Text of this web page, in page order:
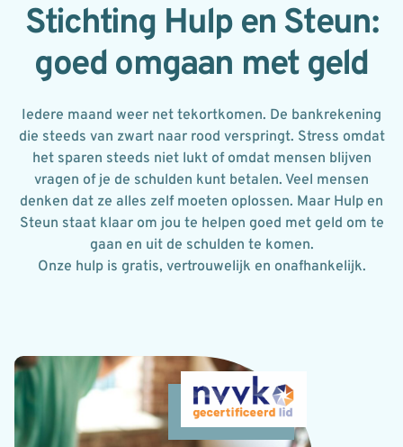
Stichting Hulp en Steun:
goed omgaan met geld
Iedere maand weer net tekortkomen. De bankrekening
die steeds van zwart naar rood verspringt. Stress omdat
het sparen steeds niet lukt of omdat mensen blijven
vragen of je de schulden kunt betalen. Veel mensen
denken dat ze alles zelf moeten oplossen. Maar Hulp en
Steun staat klaar om jou te helpen goed met geld om te
gaan en uit de schulden te komen.
Onze hulp is gratis, vertrouwelijk en onafhankelijk.